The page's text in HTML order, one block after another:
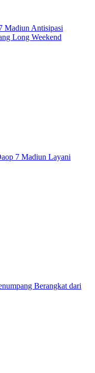
Madiun Antisipasi
Long Weekend
7 Madiun Layani
Berangkat dari